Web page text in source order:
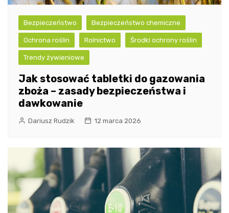
Bezpieczeństwo Bezpieczeństwo chemiczne
Ochrona roślin Rolnictwo Środki ochrony roślin
Trendy żywieniowe
Jak stosować tabletki do gazowania
zboża – zasady bezpieczeństwa i
dawkowanie
Dariusz Rudzik 12 marca 2026